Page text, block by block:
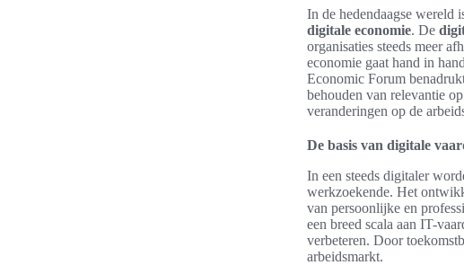
In de hedendaagse wereld
digitale economie. De
organisaties steeds meer
economie gaat hand in
Economic Forum
behouden van relevantie
veranderingen op de
De basis van digitale
In een steeds digitaler
werkzoekende. Het
van persoonlijke en
een breed scala aan IT-
verbeteren. Door
arbeidsmarkt.